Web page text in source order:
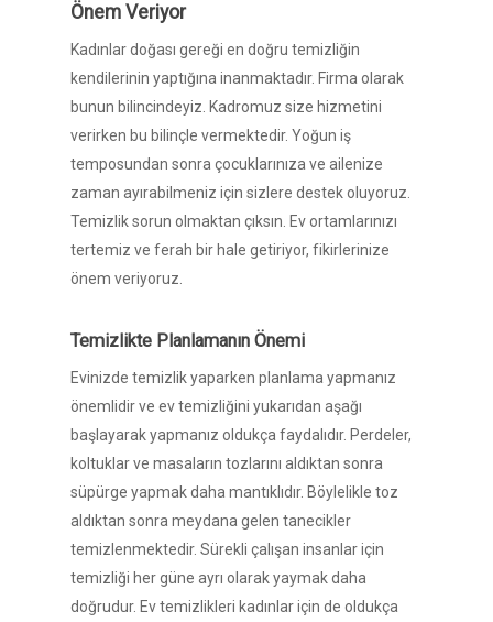
Önem Veriyor
Kadınlar doğası gereği en doğru temizliğin
kendilerinin yaptığına inanmaktadır. Firma olarak
bunun bilincindeyiz. Kadromuz size hizmetini
verirken bu bilinçle vermektedir. Yoğun iş
temposundan sonra çocuklarınıza ve ailenize
zaman ayırabilmeniz için sizlere destek oluyoruz.
Temizlik sorun olmaktan çıksın. Ev ortamlarınızı
tertemiz ve ferah bir hale getiriyor, fikirlerinize
önem veriyoruz.
Temizlikte Planlamanın Önemi
Evinizde temizlik yaparken planlama yapmanız
önemlidir ve ev temizliğini yukarıdan aşağı
başlayarak yapmanız oldukça faydalıdır. Perdeler,
koltuklar ve masaların tozlarını aldıktan sonra
süpürge yapmak daha mantıklıdır. Böylelikle toz
aldıktan sonra meydana gelen tanecikler
temizlenmektedir. Sürekli çalışan insanlar için
temizliği her güne ayrı olarak yaymak daha
doğrudur. Ev temizlikleri kadınlar için de oldukça